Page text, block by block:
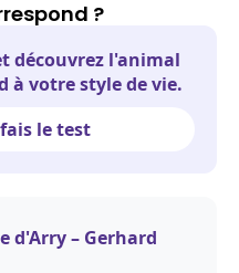
?
découvrez l'animal
à votre style de vie.
fais le test
d'Arry – Gerhard